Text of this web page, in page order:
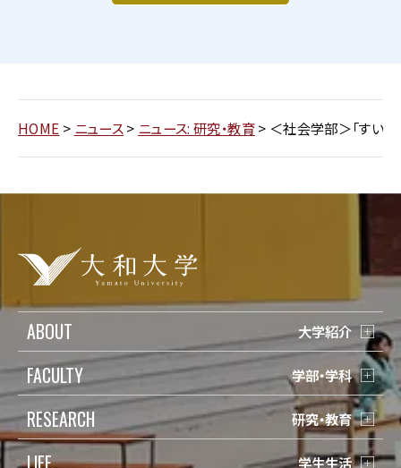
HOME > ニュース> ニュース: 研究・教育> ＜社会学部＞「すいた
ABOUT 大学紹介
FACULTY 学部・学科
RESEARCH 研究・教育
学生生活